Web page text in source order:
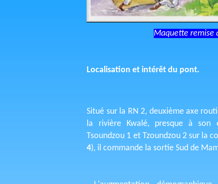
Maquette remise
Localisation et intérêt du pont.
Situé sur la RN 2, deuxième axe
la rivière Kwalé, presque à son
Tsoundzou 1 et Tzoundzou 2 sur la
4), il commande la sortie Sud de